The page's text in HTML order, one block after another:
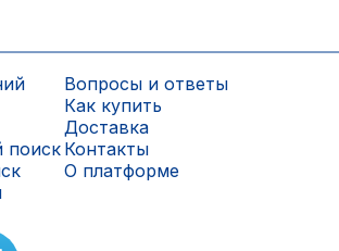
поиск
Вопросы и ответы
Как купить
Доставка
Контакты
О платформе